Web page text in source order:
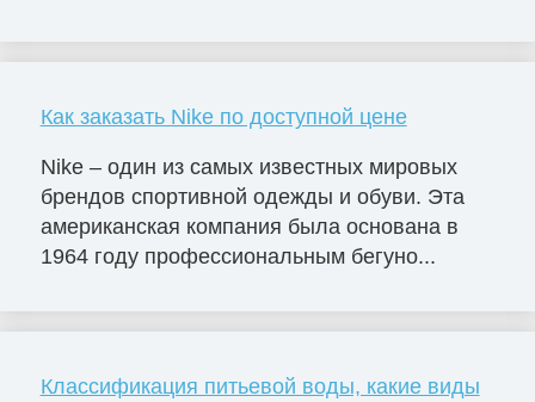
Как заказать Nike по доступной цене
Nike – один из самых известных мировых
брендов спортивной одежды и обуви. Эта
американская компания была основана в
1964 году профессиональным бегуно...
Классификация питьевой воды, какие виды